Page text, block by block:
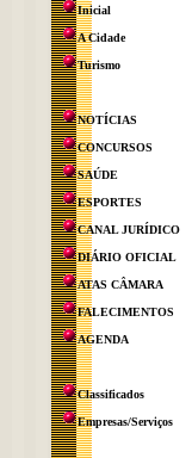
Inicial
A Cidade
Turismo
NOTÍCIAS
CONCURSOS
SAÚDE
ESPORTES
CANAL JURÍDICO
DIÁRIO OFICIAL
ATAS CÂMARA
FALECIMENTOS
AGENDA
Classificados
Empresas/Serviços